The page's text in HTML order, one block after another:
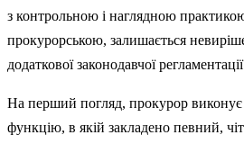
з контрольною і наглядною
прокурорською, залишається
додаткової законодавчої
На перший погляд, прокурор
функцію, в якій закладено певний,